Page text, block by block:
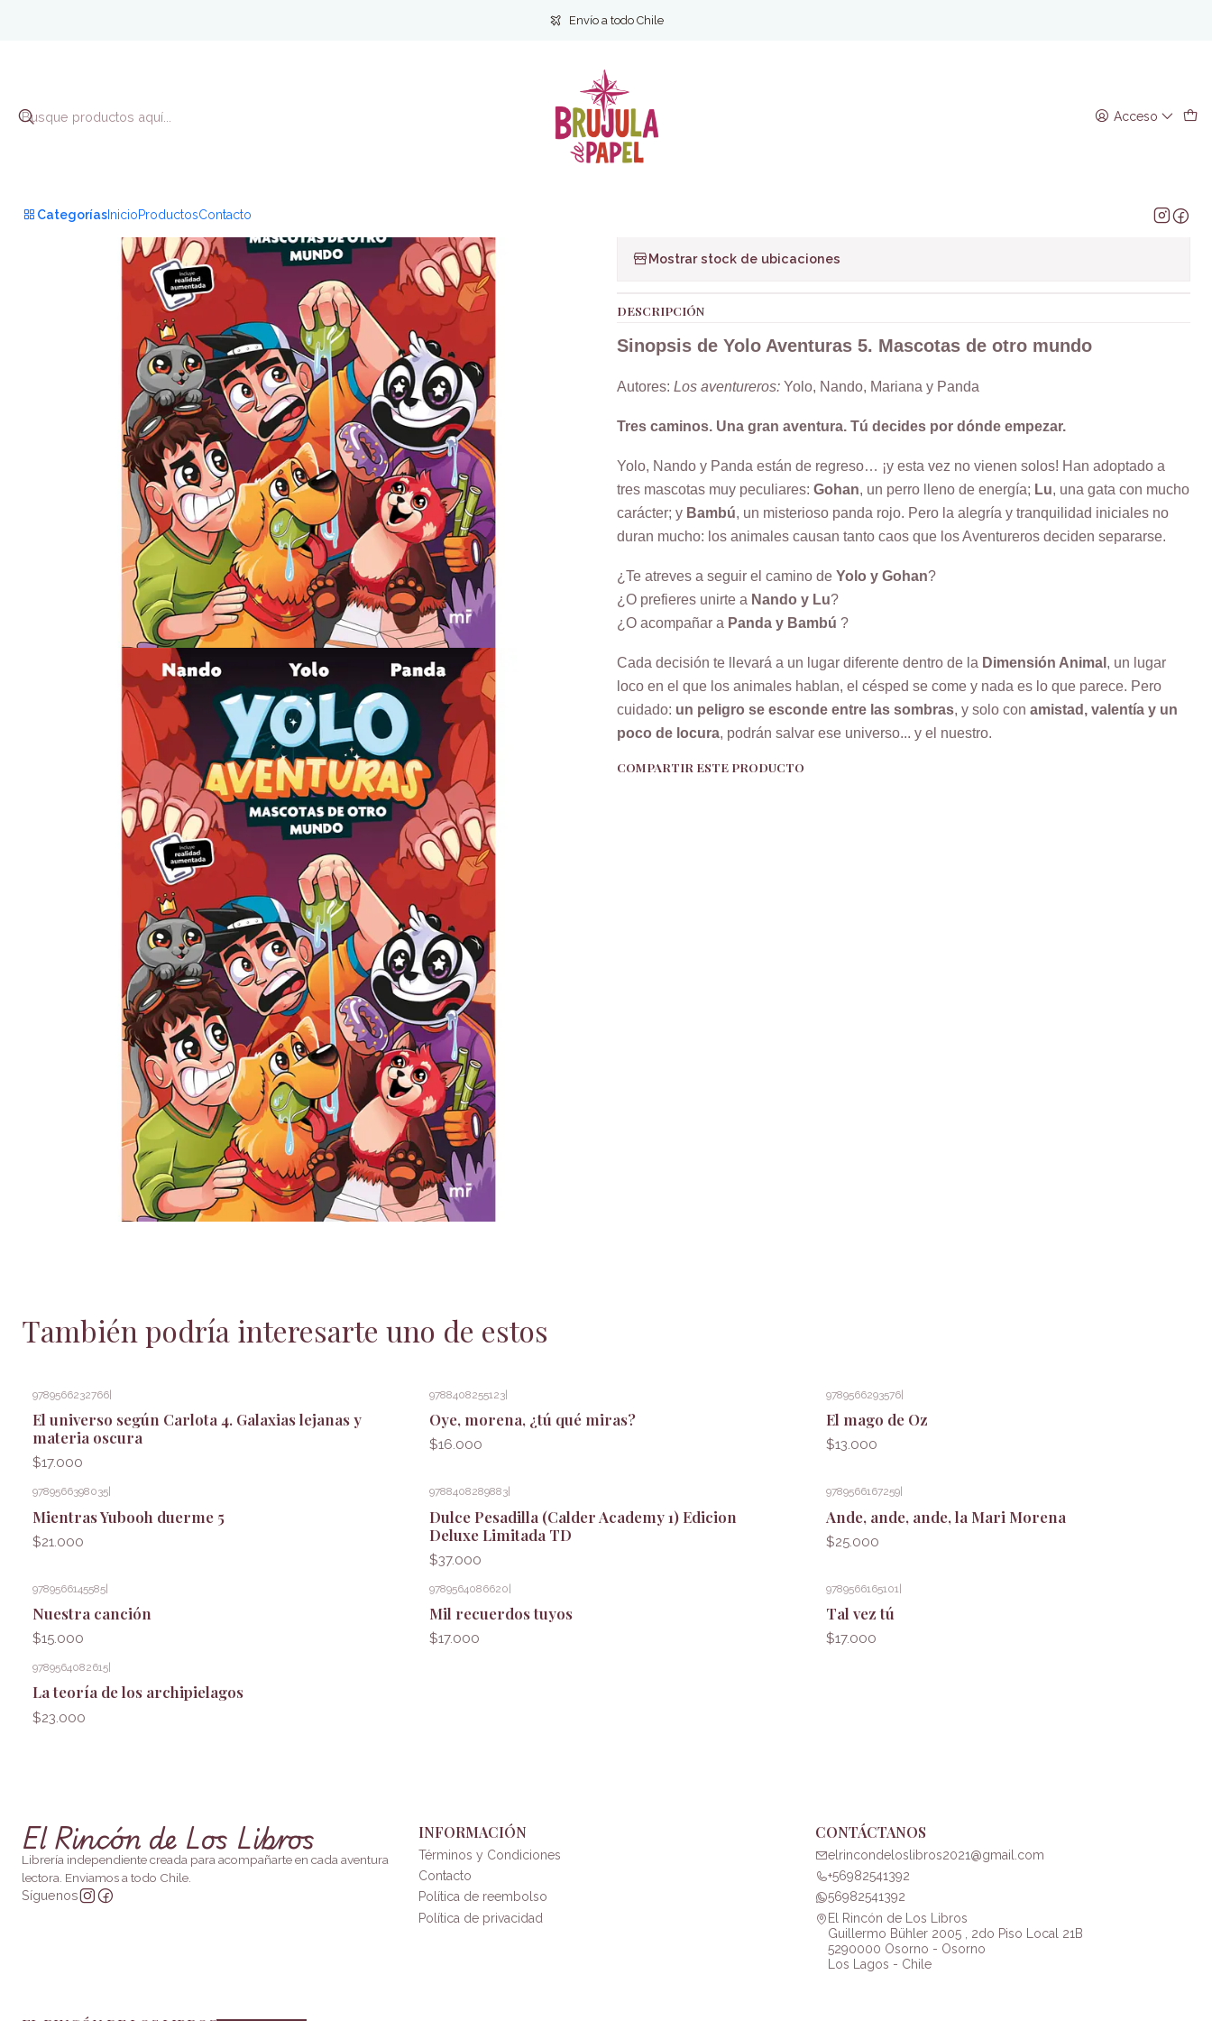
Acceso
Categorías InicioProductosContacto
Envío a todo Chile
Infantil Yolo Aventuras 5. Mascotas de otro mundo
Yolo Aventuras 5. Mascotas de otro mundo
Cantidad
Mostrar stock de ubicaciones
DESCRIPCIÓN
Sinopsis de Yolo Aventuras 5. Mascotas de otro mundo
Autores: Los aventureros: Yolo, Nando, Mariana y Panda
Tres caminos. Una gran aventura. Tú decides por dónde empezar.
Yolo, Nando y Panda están de regreso… ¡y esta vez no vienen solos! Han adoptado a
tres mascotas muy peculiares: Gohan, un perro lleno de energía; Lu, una gata con mucho
carácter; y Bambú, un misterioso panda rojo. Pero la alegría y tranquilidad iniciales no
duran mucho: los animales causan tanto caos que los Aventureros deciden separarse.
¿Te atreves a seguir el camino de Yolo y Gohan?
¿O prefieres unirte a Nando y Lu?
¿O acompañar a Panda y Bambú ?
Cada decisión te llevará a un lugar diferente dentro de la Dimensión Animal , un lugar
loco en el que los animales hablan, el césped se come y nada es lo que parece. Pero
cuidado: un peligro se esconde entre las sombras, y solo con amistad, valentía y un
poco de locura, podrán salvar ese universo... y el nuestro.
COMPARTIR ESTE PRODUCTO
También podría interesarte uno de estos
9789566232766
El universo según Carlota 4. Galaxias lejanas y
materia oscura
$17.000
9788408255123|
Oye, morena, ¿tú qué miras?
$16.000
9789566293576|
El mago de Oz
$13.000
9789566398035
Mientras Yubooh duerme 5
$21.000
9788408289883|
Dulce Pesadilla (Calder Academy 1) Edicion
Deluxe Limitada TD
$37.000
9789566167259|
Ande, ande, ande, la Mari Morena
$25.000
9789566145585|
Nuestra canción
$15.000
9789564086620|
Mil recuerdos tuyos
$17.000
9789566165101 |
Tal vez tú
$17.000
9789564082615
La teoría de los archipielagos
$23.000
El Rincón de Los Libros
Librería independiente creada para acompañarte en cada aventura
lectora. Enviamos a todo Chile.
Síguenos
INFORMACIÓN
Términos y Condiciones
Contacto
Política de reembolso
Política de privacidad
CONTÁCTANOS
elrincondeloslibros2021@gmail.com
+56982541392
56982541392
El Rincón de Los Libros
Guillermo Bühler 2005 , 2do Piso Local 21B
5290000 Osorno - Osorno
Los Lagos - Chile